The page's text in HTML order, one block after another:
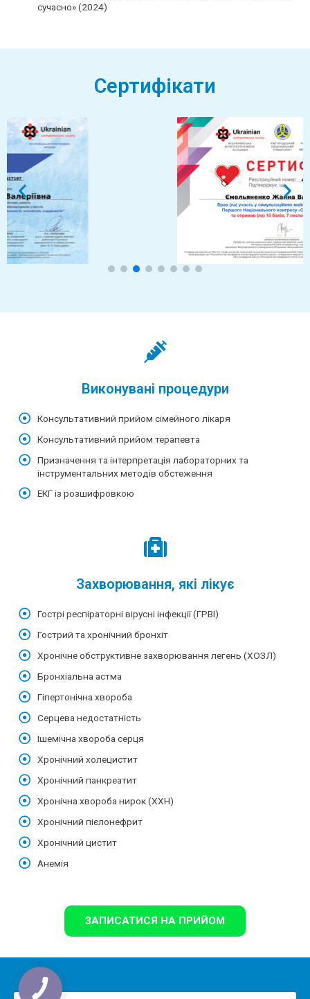
сучасно» (2024)
Сертифікати
Виконувані процедури
Консультативний прийом сімейного лікаря
Консультативний прийом терапевта
Призначення та інтерпретація лабораторних та
інструментальних методів обстеження
ЕКГ із розшифровкою
Захворювання, які лікує
Гострі респіраторні вірусні інфекції (ГРВІ)
Гострий та хронічний бронхіт
Хронічне обструктивне захворювання легень (ХОЗЛ)
Бронхіальна астма
Гіпертонічна хвороба
Серцева недостатність
Ішемічна хвороба серця
Хронічний холецистит
Хронічний панкреатит
Хронічна хвороба нирок (ХХН)
Хронічний пієлонефрит
Хронічний цистит
Анемія
ЗАПИСАТИСЯ НА ПРИЙОМ